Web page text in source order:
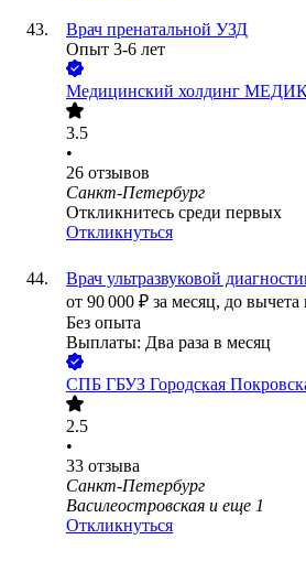
Врач пренатальной УЗД
Опыт 3-6 лет
Медицинский холдинг
3.5
•
26 отзывов
Санкт-Петербург
Откликнитесь среди первых
Откликнуться
Врач ультразвуковой
от 90 000 ₽ за месяц, до вычета
Без опыта
Выплаты: Два раза в месяц
СПБ ГБУЗ Городская
2.5
•
33 отзыва
Санкт-Петербург
Василеостровская и еще 1
Откликнуться